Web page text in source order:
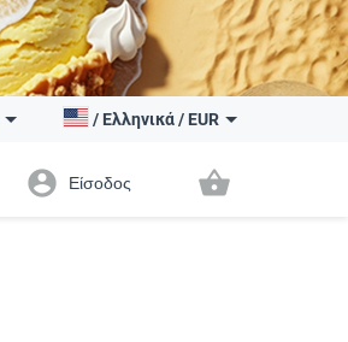
/ Ελληνικά/ EUR
account_circle Είσοδος shopping_basket